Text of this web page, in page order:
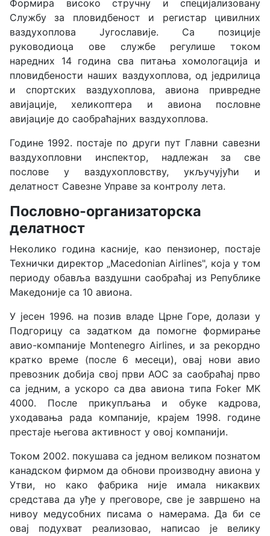
Формира високо стручну и специјализовану
Службу за пловидбеност и регистар цивилних
ваздухоплова Југославије. Са позиције
руководиоца ове службе регулише током
наредних 14 година сва питања хомологација и
пловидбености наших ваздухоплова, од једрилица
и спортских ваздухоплова, авиона привредне
авијације, хеликоптера и авиона пословне
авијације до саобраћајних ваздухоплова.
Године 1992. постаје по други пут Главни савезни
ваздухопловни инспектор, надлежан за све
послове у ваздухопловству, укључујући и
делатност Савезне Управе за контролу лета.
Пословно-организаторска
делатност
Неколико година касније, као пензионер, постаје
Технички директор „Macedonian Airlines", која у том
периоду обавља ваздушни саобраћај из Републике
Македоније са 10 авиона.
У јесен 1996. на позив владе Црне Горе, долази у
Подгорицу са задатком да помогне формирање
авио-компаније Montenegro Airlines, и за рекордно
кратко време (после 6 месеци), овај нови авио
превозник добија свој први AOC за саобраћај прво
са једним, а ускоро са два авиона типа Foker MK
4000. После прикупљања и обуке кадрова,
уходавања рада компаније, крајем 1998. године
престаје његова активност у овој компанији.
Током 2002. покушава са једном великом познатом
канадском фирмом да обнови производну авиона у
Утви, но како фабрика није имала никаквих
средстава да уђе у преговоре, све је завршено на
нивоу медусобних писама о намерама. Да би се
овај подухват реализовао, написао је велику